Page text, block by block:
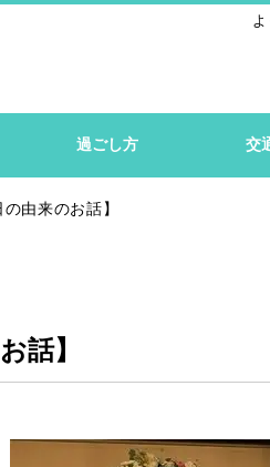
過ごし方 交
由来のお話】
話】